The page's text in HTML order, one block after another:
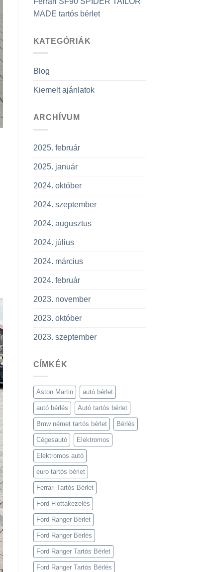
MADE tartós bérlet
KATEGÓRIÁK
Blog
Kiemelt ajánlatok
ARCHÍVUM
2025. február
2025. január
2024. október
2024. szeptember
2024. augusztus
2024. július
2024. március
2024. február
2023. november
2023. október
2023. szeptember
CÍMKÉK
Aston Martin autó bérlet
autó bérlés Autó tartós bérlet
Bmw német tartós bérlet Bérlés
Cégesautó Elektromos
Elektromos autó
euro tartós bérlet
Ferrari Tartós Bérlet
Ford Flottakezelés
Ford Ranger Bérlet
Ford Ranger Bérlés
Ford Ranger Tartós Bérlet
Ford Ranger Tartós Bérlés